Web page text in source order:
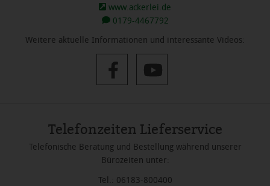
www.ackerlei.de
0179-4467792
Weitere aktuelle Informationen und interessante Videos:
Telefonzeiten Lieferservice
Telefonische Beratung und Bestellung während unserer
Bürozeiten unter:
Tel.: 06183-800400